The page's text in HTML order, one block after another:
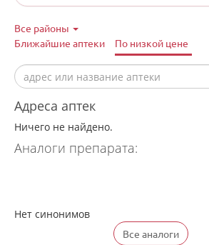
Все районы
Ближайшие аптеки
По низкой цене
Адреса аптек
Ничего не найдено.
Аналоги препарата:
Нет синонимов
Все аналоги